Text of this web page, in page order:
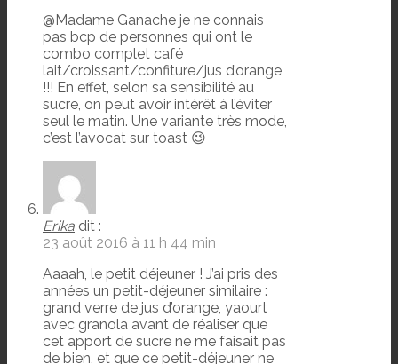
@Madame Ganache je ne connais
pas bcp de personnes qui ont le
combo complet café
lait/croissant/confiture/jus d’orange
!!! En effet, selon sa sensibilité au
sucre, on peut avoir intérêt à l’éviter
seul le matin. Une variante très mode,
c’est l’avocat sur toast 😉
Erika dit :
23 août 2016 à 11 h 44 min
Aaaah, le petit déjeuner ! J’ai pris des
années un petit-déjeuner similaire :
grand verre de jus d’orange, yaourt
avec granola avant de réaliser que
cet apport de sucre ne me faisait pas
de bien, et que ce petit-déjeuner ne